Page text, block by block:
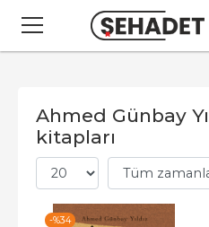
Ahmed Günbay
kitapları
-%34